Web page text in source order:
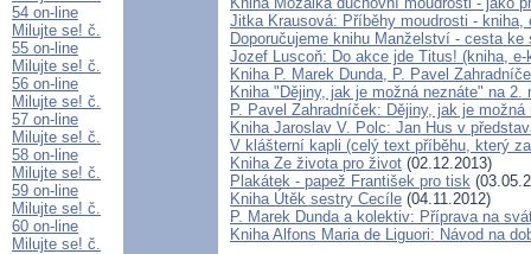
54 on-line
Milujte se! č.
55 on-line
Milujte se! č.
56 on-line
Milujte se! č.
57 on-line
Milujte se! č.
58 on-line
Milujte se! č.
59 on-line
Milujte se! č.
60 on-line
Milujte se! č.
Jitka Krausová: Příběhy moudrosti - kniha,
Doporučujeme knihu Manželství - cesta
Jozef Luscoň: Do akce jde Titus! (kniha, e-
Kniha P. Marek Dunda, P. Pavel
Kniha "Dějiny, jak je možná neznáte" na
P. Pavel Zahradníček: Dějiny, jak je možná
Kniha Jaroslav V. Polc: Jan Hus v
V klášterní kapli (celý text příběhu, který
Kniha Ze života pro život (02.12.2013)
Plakátek - papež František pro tisk
Kniha Útěk sestry Cecíle (04.11.2012)
P. Marek Dunda a kolektiv: Příprava na
Kniha Alfons Maria de Liguori: Návod na